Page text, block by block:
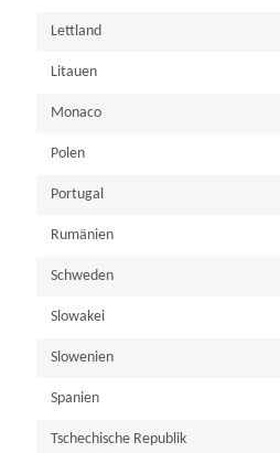
Lettland
Litauen
Monaco
Polen
Portugal
Rumänien
Schweden
Slowakei
Slowenien
Spanien
Tschechische Republik